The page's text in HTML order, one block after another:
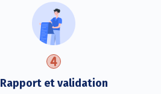
Rapport et validation